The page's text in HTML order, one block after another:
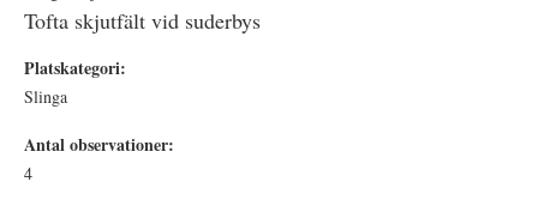
Tofta skjutfält vid suderbys
Platskategori:
Slinga
Antal observationer:
4